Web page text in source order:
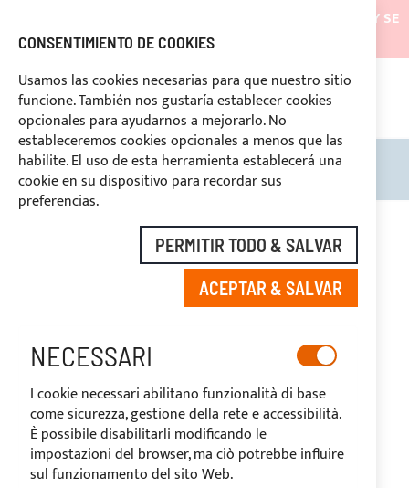
LOS ENVÍOS ESTARÁN SUSPENDIDOS DESDE EL 05/08/26 Y SE
REANUDARÁN EL 27/08/26
DESCUENTOS RESERVADOS A LOS OPERADORES DEL
SECTOR
PAGO PERSONALIZADO
Search
Saltar
imágenes
CONSENTIMIENTO DE COOKIES
Usamos las cookies necesarias para que nuestro sitio
funcione. También nos gustaría establecer cookies
opcionales para ayudarnos a mejorarlo. No
estableceremos cookies opcionales a menos que las
habilite. El uso de esta herramienta establecerá una
cookie en su dispositivo para recordar sus
preferencias.
PERMITIR TODO & SALVAR
ACEPTAR & SALVAR
NECESSARI
I cookie necessari abilitano funzionalità di base
come sicurezza, gestione della rete e accessibilità.
È possibile disabilitarli modificando le
impostazioni del browser, ma ciò potrebbe influire
sul funzionamento del sito Web.